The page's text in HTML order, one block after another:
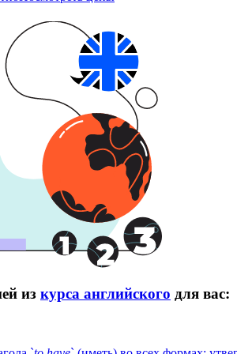
из курса английского для вас: